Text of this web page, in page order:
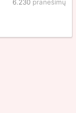
6.230 pranešimų